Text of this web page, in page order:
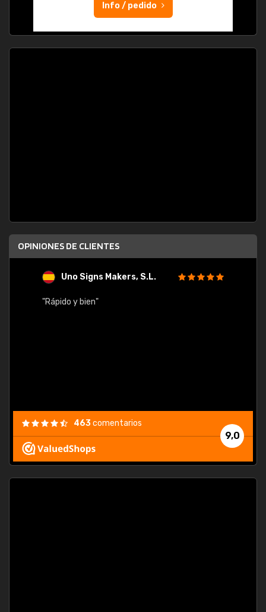
Info / pedido
OPINIONES DE CLIENTES
Uno Signs Makers, S.L.
"Rápido y bien"
9,0
463comentarios